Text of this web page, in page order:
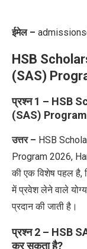
ईमेल –
HSB
(SAS)
प्रश्न 1 – HSB
(SAS) Program
उत्तर– HSB
Program 2026,
की एक विशेष पहल है,
में प्रवेश लेने वाले योग्य
प्रदान की जाती है।
प्रश्न 2 – HSB
कर सकता है?